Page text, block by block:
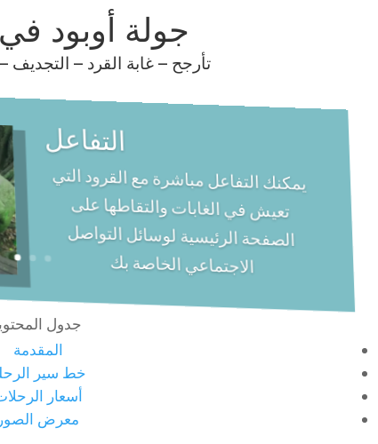
جولة أوبود
تأرجح – غابة القرد –
التفاعل
يمكنك التفاعل مباشرة مع القرود التي
تعيش في الغابات والتقاطها على
الصفحة الرئيسية لوسائل التواصل
الاجتماعي الخاصة بك
جدول
المقدمة
خط سير
أسعار
معرض الصور